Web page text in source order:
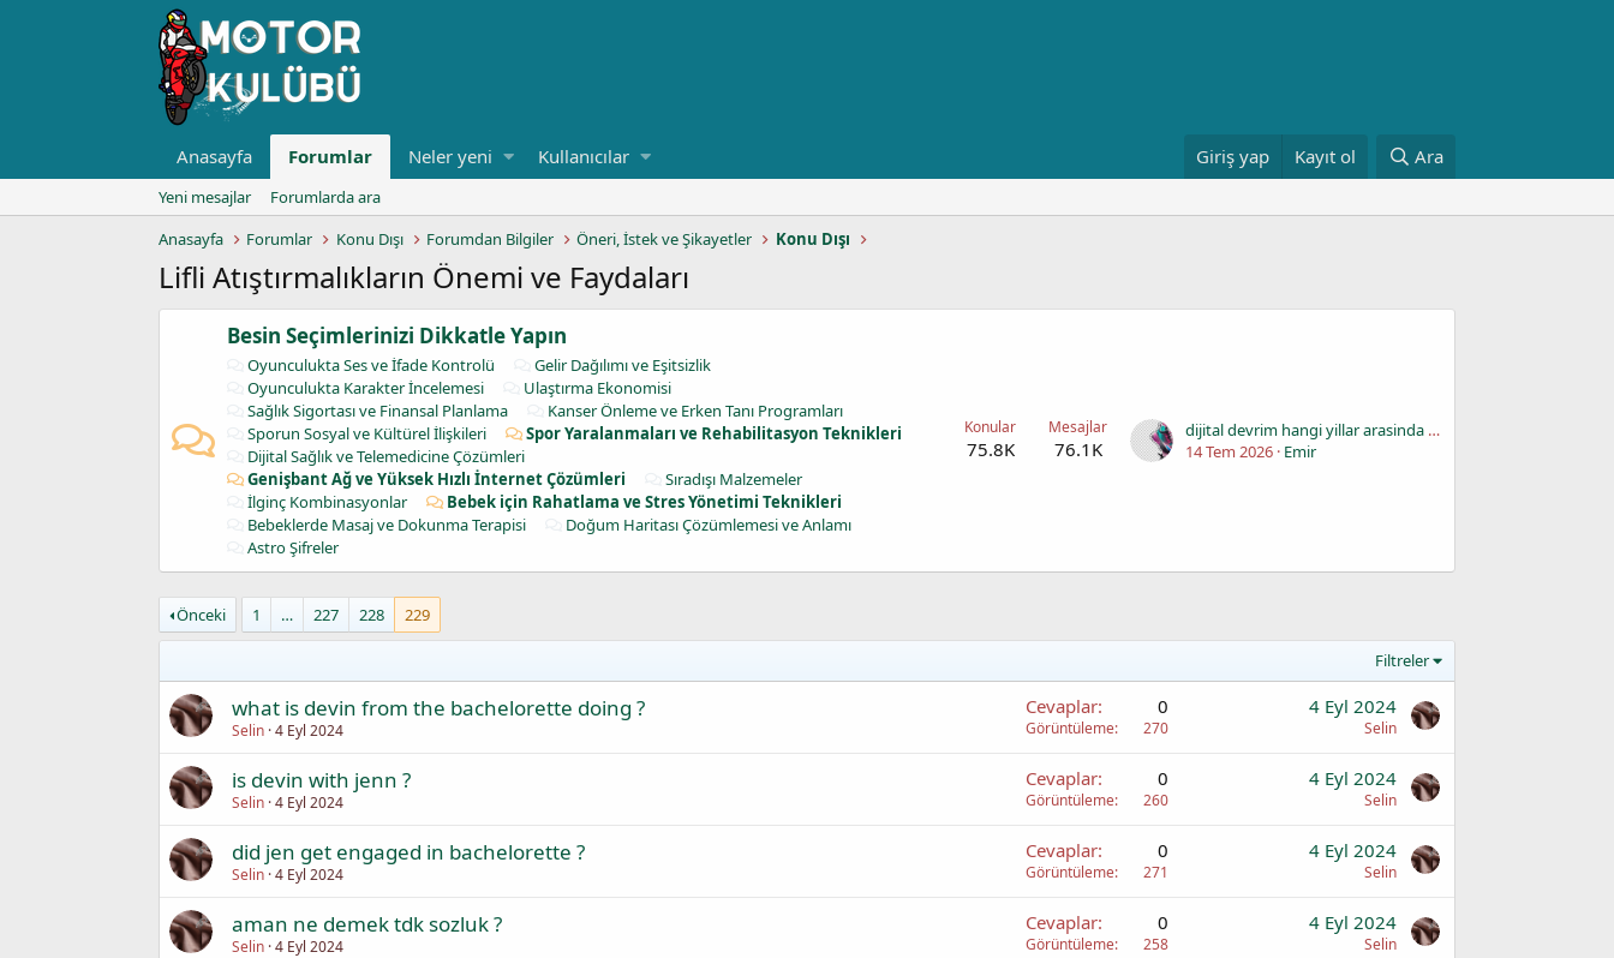
Anasayfa Forumlar Neler yeni Kullanıcılar Giriş yap Kayıt ol Ara
Yeni mesajlar
Forumlarda ara
Anasayfa
Forumlar Konu Dışı Forumdan Bilgiler Öneri, İstek ve Şikayetler Konu Dışı
Lifli Atıştırmalıkların Önemi ve Faydaları
Besin Seçimlerinizi Dikkatle Yapın
Oyunculukta Ses ve İfade Kontrolü
Gelir Dağılımı ve Eşitsizlik
Oyunculukta Karakter İncelemesi
Ulaştırma Ekonomisi
Sağlık Sigortası ve Finansal Planlama
Kanser Önleme ve Erken Tanı Programları
Sporun Sosyal ve Kültürel İlişkileri
Spor Yaralanmaları ve Rehabilitasyon Teknikleri
Dijital Sağlık ve Telemedicine Çözümleri
Genişbant Ağ ve Yüksek Hızlı İnternet Çözümleri
Sıradışı Malzemeler
İlginç Kombinasyonlar
Bebek için Rahatlama ve Stres Yönetimi Teknikleri
Bebeklerde Masaj ve Dokunma Terapisi
Doğum Haritası Çözümlemesi ve Anlamı
Astro Şifreler
Konular
75.8K
Mesajlar
76.1K
dijital devrim hangi yillar arasinda yasanmistir ?
14 Tem 2026 Emir
Önceki 1 … 227 228 229
Filtreler
what is devin from the bachelorette doing ?
Selin 4 Eyl 2024
Cevaplar 0
Görüntüleme 270
4 Eyl 2024
Selin
is devin with jenn ?
Selin 4 Eyl 2024
Cevaplar 0
Görüntüleme 260
4 Eyl 2024
Selin
did jen get engaged in bachelorette ?
Selin 4 Eyl 2024
Cevaplar 0
Görüntüleme 271
4 Eyl 2024
Selin
aman ne demek tdk sozluk ?
Selin 4 Eyl 2024
Cevaplar 0
Görüntüleme 258
4 Eyl 2024
Selin